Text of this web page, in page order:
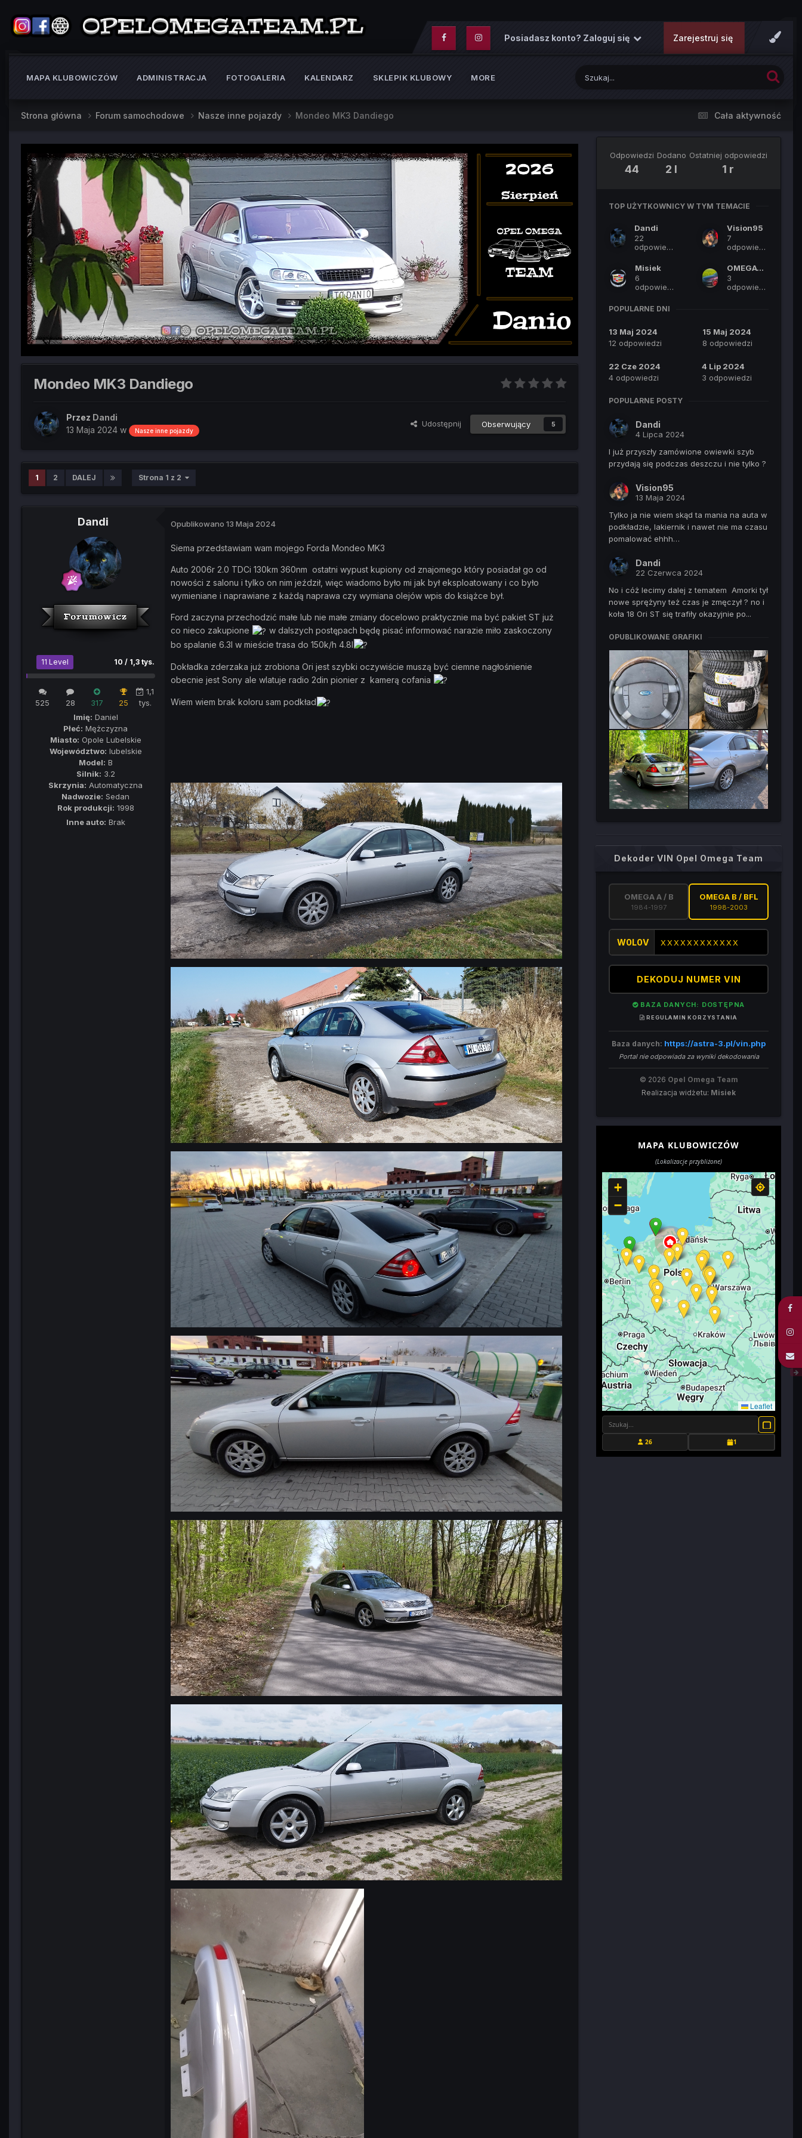
Posiadasz konto? Zaloguj się Zarejestruj się
MAPA KLUBOWICZÓW ADMINISTRACJA FOTOGALERIA KALENDARZ SKLEPIK KLUBOWY MORE
Cała aktywność
Strona główna Forum samochodowe Nasze inne pojazdy Mondeo MK3 Dandiego
Mondeo MK3 Dandiego
Przez Dandi
13 Maja 2024 w Nasze inne pojazdy
Udostępnij Obserwujący 5
1 2 DALEJ Strona 1 z 2
Dandi
11 Level 10 / 1,3 tys.
525 28 317 25
1,1
tys.
Imię: Daniel
Płeć: Mężczyzna
Miasto: Opole Lubelskie
Województwo: lubelskie
Model: B
Silnik: 3.2
Skrzynia: Automatyczna
Nadwozie: Sedan
Rok produkcji: 1998
Inne auto: Brak
Opublikowano 13 Maja 2024
Siema przedstawiam wam mojego Forda Mondeo MK3
Auto 2006r 2.0 TDCi 130km 360nm ostatni wypust kupiony od znajomego który posiadał go od
nowości z salonu i tylko on nim jeździł, więc wiadomo było mi jak był eksploatowany i co było
wymieniane i naprawiane z każdą naprawa czy wymiana olejów wpis do książce był.
Ford zaczyna przechodzić małe lub nie małe zmiany docelowo praktycznie ma być pakiet ST już
co nieco zakupione
w dalszych postępach będę pisać informować narazie miło zaskoczony
bo spalanie 6.3l w mieście trasa do 150k/h 4.8l
Dokładka zderzaka już zrobiona Ori jest szybki oczywiście muszą być ciemne nagłośnienie
obecnie jest Sony ale wlatuje radio 2din pionier z kamerą cofania
Wiem wiem brak koloru sam podkład
Odpowiedzi
44
Dodano
2 l
Ostatniej odpowiedzi
1 r
TOP UŻYTKOWNICY W TYM TEMACIE
Dandi
22
odpowiedzi
Vision95
7
odpowiedzi
Misiek
6
odpowiedzi
OMEGATOR
3
odpowiedzi
POPULARNE DNI
13 Maj 2024
12 odpowiedzi
15 Maj 2024
8 odpowiedzi
22 Cze 2024
4 odpowiedzi
4 Lip 2024
3 odpowiedzi
POPULARNE POSTY
Dandi
4 Lipca 2024
I już przyszły zamówione owiewki szyb
przydają się podczas deszczu i nie tylko ?
Vision95
13 Maja 2024
Tylko ja nie wiem skąd ta mania na auta w
podkładzie, lakiernik i nawet nie ma czasu
pomalować ehhh…
Dandi
22 Czerwca 2024
No i cóż lecimy dalej z tematem Amorki tył
nowe sprężyny też czas je zmęczył ? no i
koła 18 Ori ST się trafiły okazyjnie po...
OPUBLIKOWANE GRAFIKI
Dekoder VIN Opel Omega Team
OMEGA A / B
1984-1997
OMEGA B / BFL
1998-2003
W0L0V
DEKODUJ NUMER VIN
BAZA DANYCH: DOSTĘPNA
REGULAMIN KORZYSTANIA
Baza danych: https://astra-3.pl/vin.php
Portal nie odpowiada za wyniki dekodowania
© 2026 Opel Omega Team
Realizacja widżetu: Misiek
MAPA KLUBOWICZÓW
(Lokalizacje przybliżone)
+
−
Leaflet
26 1